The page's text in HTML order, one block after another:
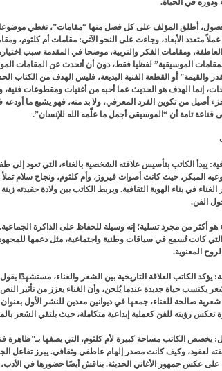
في الحياة.
أطلق المؤلف على كل فصل منها “مقامات”، تغطي
عملاً متعدد الأبعاد، وجاءت على النحو الآتي: مقامات أم كلثوم،
ومقامات الفكر والتربية، موضحا في المقدمة سبب
الموسيقية” لفظيا فقط، دون أن أتحدث عن المقامات
والقيمة” أو القطعة الفنية البديعة، فليس الهدف من الكتاب
إنما الهدف هو الحديث عما أحبه من أغنيات ومقطوعات
جزء أصيل من تكوين الفرد المعرفي، ولا بد منه، فهو يشبع ما
تامة أن “الموسيقى أجمل ما علّمه الله للإنسان”.
يبدأ الكاتب بتأسيس علاقته الشخصية بالغناء، التي تعود
المبكر، حيث كانت أصوات فيروز، وأم كلثوم، ونجاح سلام
الغناء في بناء الهوية الثقافية. ويربط الكاتب بين ولادة حفيدته
حول الفن.
هو أكثر من مجرد تسلية؛ إنه وسيلة للحفاظ على الذاكرة
المعنوية.
يؤكد الكاتب العلاقة التاريخية بين الشعر والغناء، مستشهدًا
يكتسب حياة جديدة عندما يُلحن، وأن الغناء يعزز من تأثير
صالحة للغناء، جمعها في ديوانين معدين للنشر الأول
تعكس رؤيته للفن كعملية إبداعية متكاملة، حيث يلتقي الشعر
يخصص الكاتب مساحة كبيرة لأم كلثوم، التي يصفها بـ”ظاهرة
لعقود، وكيف كانت مصدر إلهام عاطفي وثقافي. يبرز تفاعل
على عكس جمهور الأغاني الحديثة. يناقش أيضًا حضورها في الأدب،